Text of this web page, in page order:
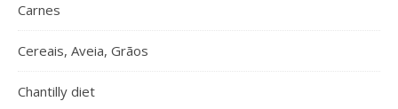
Carnes
Cereais, Aveia, Grãos
Chantilly diet